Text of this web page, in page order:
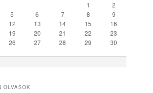
1
2
5 6 7 8
9
12 13 14 15
16
19 20 21 22
23
26 27 28 29
30
OLVASOK